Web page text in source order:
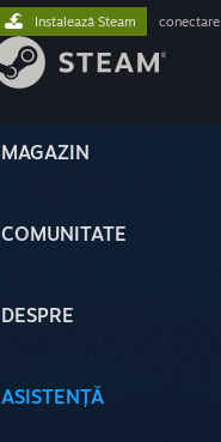
MAGAZIN
COMUNITATE
DESPRE
ASISTENȚĂ
Instalează Steam conectare